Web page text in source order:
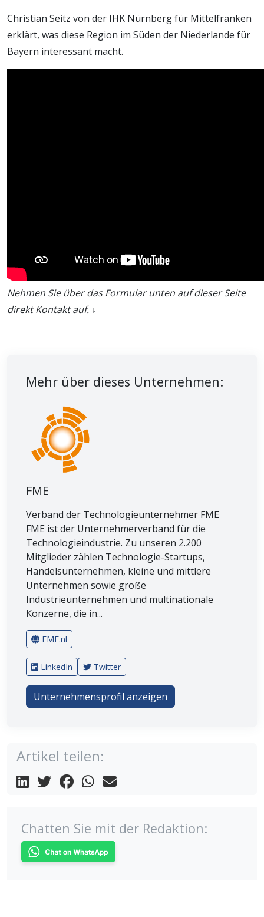
Christian Seitz von der IHK Nürnberg für Mittelfranken
erklärt, was diese Region im Süden der Niederlande für
Bayern interessant macht.
Nehmen Sie über das Formular unten auf dieser Seite
direkt Kontakt auf. ↓
Mehr über dieses Unternehmen:
FME
Verband der Technologieunternehmer FME
FME ist der Unternehmerverband für die
Technologieindustrie. Zu unseren 2.200
Mitglieder zählen Technologie-Startups,
Handelsunternehmen, kleine und mittlere
Unternehmen sowie große
Industrieunternehmen und multinationale
Konzerne, die in...
FME.nl
LinkedIn Twitter
Unternehmensprofil anzeigen
Artikel teilen:
Chatten Sie mit der Redaktion: